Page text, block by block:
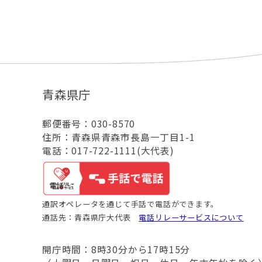
青森県庁
郵便番号：030-8570
住所：青森県青森市長島一丁目1-1
電話：017-722-1111(大代表)
通訳オペレータを通じて手話で電話ができます。
通話先：青森県庁大代表 電話リレーサービスについて
開庁時間：8時30分から17時15分